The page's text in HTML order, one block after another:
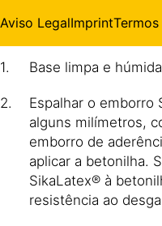
Para obtenção duma
Base limpa e
Espalhar o emborro
alguns milímetros,
emborro de
aplicar a betonilha.
SikaLatex® à
resistência ao
Aviso LegalImprint